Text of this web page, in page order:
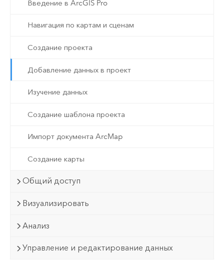
Введение в ArcGIS Pro
Навигация по картам и сценам
Создание проекта
Добавление данных в проект
Изучение данных
Создание шаблона проекта
Импорт документа ArcMap
Создание карты
Общий доступ
Визуализировать
Анализ
Управление и редактирование данных